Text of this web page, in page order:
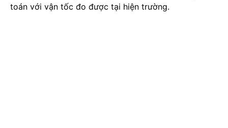
toán với vận tốc đo được tại hiện trường.